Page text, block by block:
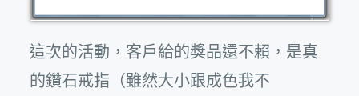
這次的活動，客戶給的獎品還不賴，是真
的鑽石戒指（雖然大小跟成色我不